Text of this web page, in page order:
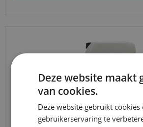
BEREIKBAARHEID
In verband met de
t/m 14 augustus
Deze website maakt
van cookies.
Deze website gebruikt
gebruikerservaring te